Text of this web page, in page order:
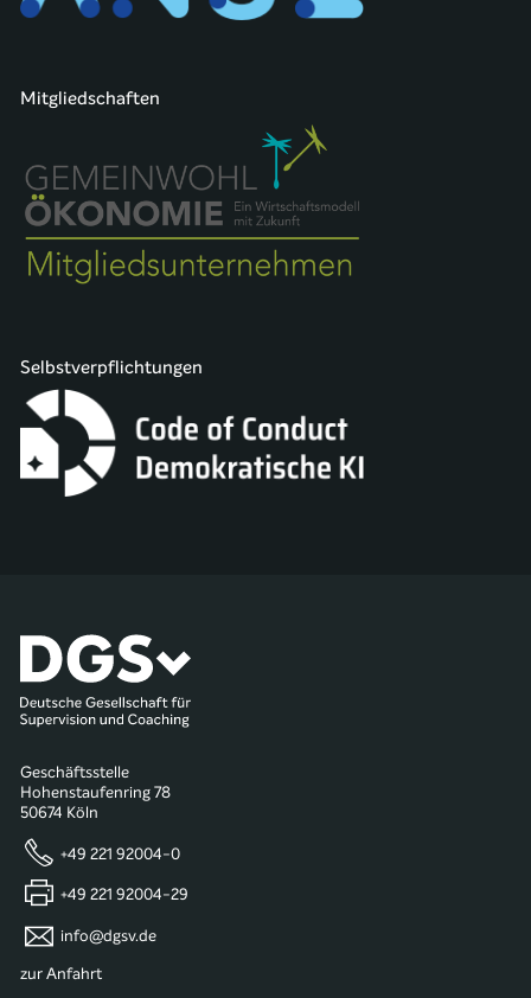
Mitgliedschaften
Selbstverpflichtungen
Geschäftsstelle
Hohenstaufenring 78
50674 Köln
+49 221 92004-0
+49 221 92004-29
info@dgsv.de
zur Anfahrt